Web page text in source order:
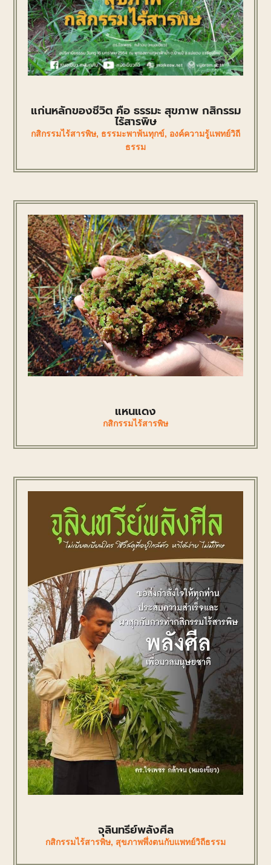
แก่นหลักของชีวิต คือ ธรรมะ สุขภาพ กสิกรรม
ไร้สารพิษ
กสิกรรมไร้สารพิษ, ธรรมะพาพ้นทุกข์, องค์ความรู้แพทย์วิถี
ธรรม
แหนแดง
กสิกรรมไร้สารพิษ
จุลินทรีย์พลังศีล
กสิกรรมไร้สารพิษ, สุขภาพพึ่งตนกับแพทย์วิถีธรรม